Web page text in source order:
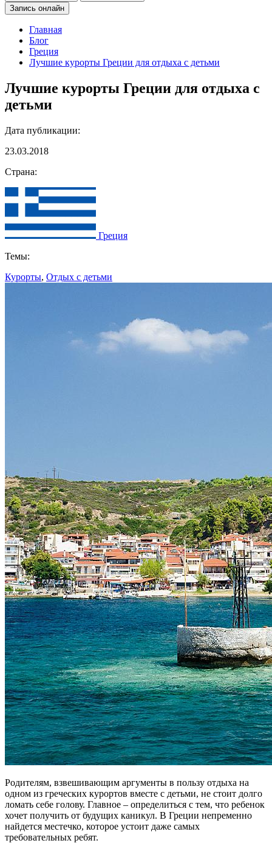
Запись онлайн
Главная
Блог
Греция
Лучшие курорты Греции для отдыха с детьми
Лучшие курорты Греции для отдыха с
детьми
Дата публикации:
23.03.2018
Страна:
Греция
Темы:
Курорты, Отдых с детьми
Родителям, взвешивающим аргументы в пользу отдыха на
одном из греческих курортов вместе с детьми, не стоит долго
ломать себе голову. Главное – определиться с тем, что ребенок
хочет получить от будущих каникул. В Греции непременно
найдется местечко, которое устоит даже самых
требовательных ребят.